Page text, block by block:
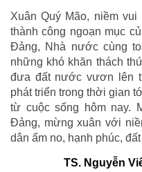
Xuân Quý Mão, niềm
thành công ngoạn mục
Đảng, Nhà nước cùng
những khó khăn thách
đưa đất nước vươn lên
phát triển trong thời gian
từ cuộc sống hôm nay.
Đảng, mừng xuân với
dân ấm no, hạnh phúc,
TS. Nguyễn